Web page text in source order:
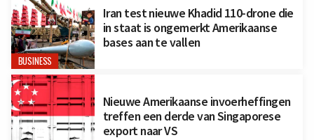
BUSINESS
Iran test nieuwe Khadid 110-drone die
in staat is ongemerkt Amerikaanse
bases aan te vallen
Nieuwe Amerikaanse invoerheffingen
treffen een derde van Singaporese
export naar VS